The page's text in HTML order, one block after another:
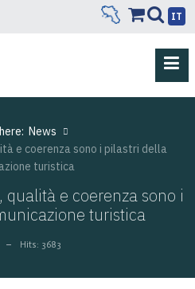
IT
News
e coerenza sono i pilastri della
turistica
qualità e coerenza sono i
turistica
Hits: 3683